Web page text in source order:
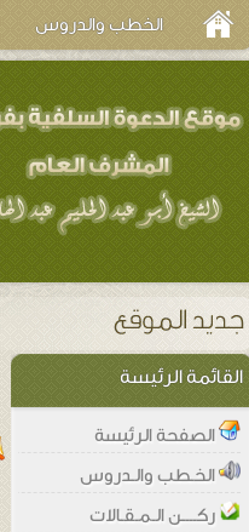
الخطب والدروس
القائمة الرئيسة
الصفحة الرئيسة
الخـطب والـدروس
ركــــن الـمـقـالات